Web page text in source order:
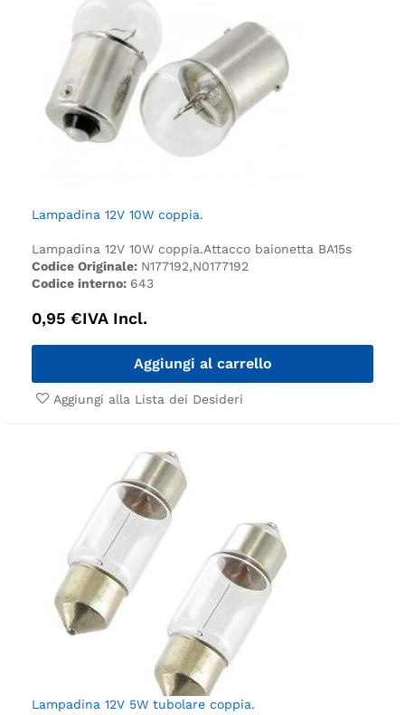
Lampadina 12V 10W coppia.
Lampadina 12V 10W coppia.Attacco baionetta BA15s
Codice Originale: N177192,N0177192
Codice interno: 643
0,95 €IVA Incl.
Aggiungi al carrello
Aggiungi alla Lista dei Desideri
Lampadina 12V 5W tubolare coppia.